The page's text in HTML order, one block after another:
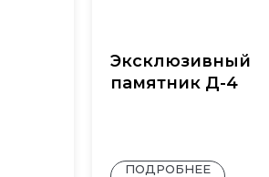
Эксклюзивный
памятник Д-4
ПОДРОБНЕЕ